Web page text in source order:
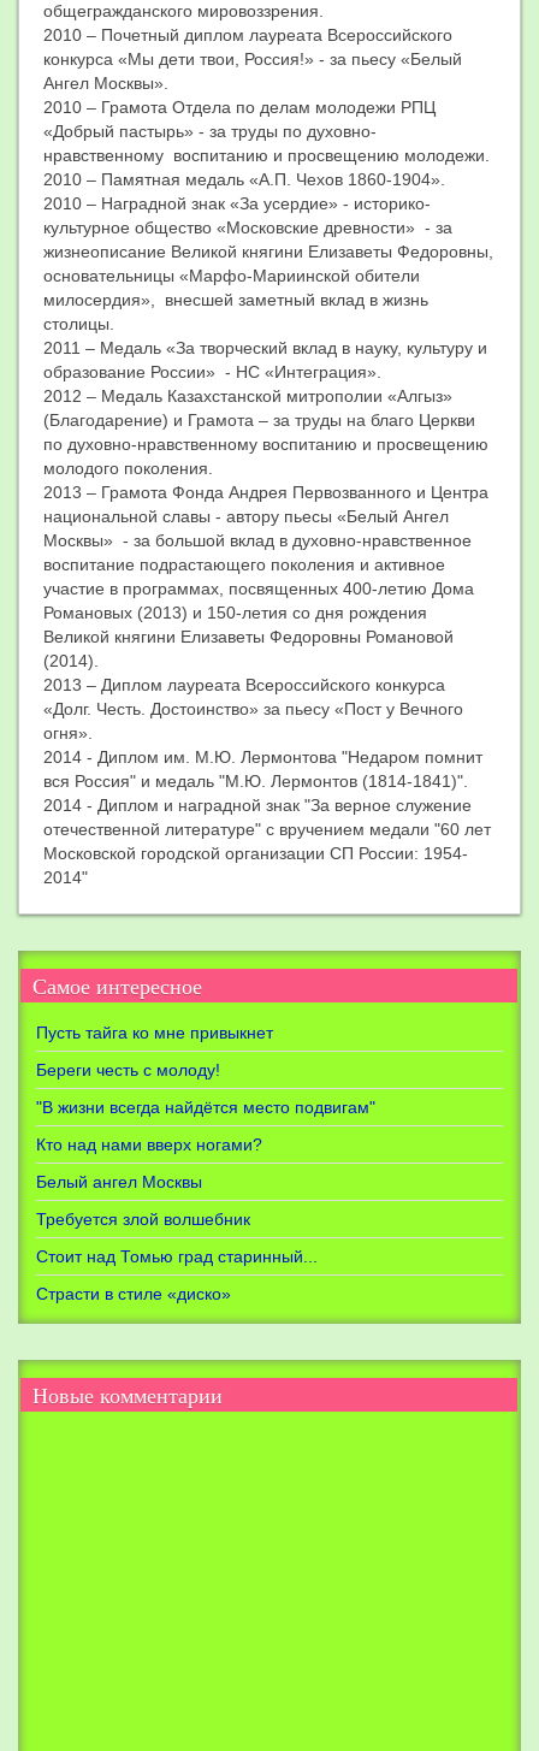
общегражданского мировоззрения.
2010 – Почетный диплом лауреата Всероссийского
конкурса «Мы дети твои, Россия!» - за пьесу «Белый
Ангел Москвы».
2010 – Грамота Отдела по делам молодежи РПЦ
«Добрый пастырь» - за труды по духовно-
нравственному воспитанию и просвещению молодежи.
2010 – Памятная медаль «А.П. Чехов 1860-1904».
2010 – Наградной знак «За усердие» - историко-
культурное общество «Московские древности» - за
жизнеописание Великой княгини Елизаветы Федоровны,
основательницы «Марфо-Мариинской обители
милосердия», внесшей заметный вклад в жизнь
столицы.
2011 – Медаль «За творческий вклад в науку, культуру и
образование России» - НС «Интеграция».
2012 – Медаль Казахстанской митрополии «Алгыз»
(Благодарение) и Грамота – за труды на благо Церкви
по духовно-нравственному воспитанию и просвещению
молодого поколения.
2013 – Грамота Фонда Андрея Первозванного и Центра
национальной славы - автору пьесы «Белый Ангел
Москвы» - за большой вклад в духовно-нравственное
воспитание подрастающего поколения и активное
участие в программах, посвященных 400-летию Дома
Романовых (2013) и 150-летия со дня рождения
Великой княгини Елизаветы Федоровны Романовой
(2014).
2013 – Диплом лауреата Всероссийского конкурса
«Долг. Честь. Достоинство» за пьесу «Пост у Вечного
огня».
2014 - Диплом им. М.Ю. Лермонтова "Недаром помнит
вся Россия" и медаль "М.Ю. Лермонтов (1814-1841)".
2014 - Диплом и наградной знак "За верное служение
отечественной литературе" с вручением медали "60 лет
Московской городской организации СП России: 1954-
2014"
Самое интересное
Пусть тайга ко мне привыкнет
Береги честь с молоду!
"В жизни всегда найдётся место подвигам"
Кто над нами вверх ногами?
Белый ангел Москвы
Требуется злой волшебник
Стоит над Томью град старинный...
Страсти в стиле «диско»
Новые комментарии